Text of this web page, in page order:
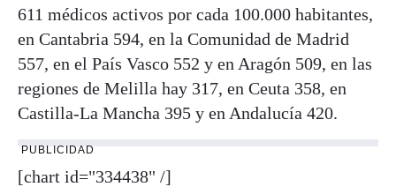
611 médicos activos por cada 100.000 habitantes,
en Cantabria 594, en la Comunidad de Madrid
557, en el País Vasco 552 y en Aragón 509, en las
regiones de Melilla hay 317, en Ceuta 358, en
Castilla-La Mancha 395 y en Andalucía 420.
PUBLICIDAD
[chart id="334438" /]